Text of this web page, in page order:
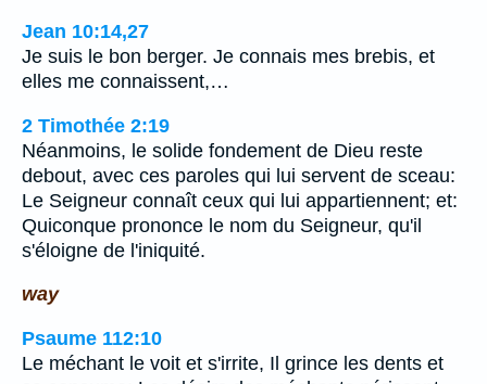
Jean 10:14,27
Je suis le bon berger. Je connais mes brebis, et
elles me connaissent,…
2 Timothée 2:19
Néanmoins, le solide fondement de Dieu reste
debout, avec ces paroles qui lui servent de sceau:
Le Seigneur connaît ceux qui lui appartiennent; et:
Quiconque prononce le nom du Seigneur, qu'il
s'éloigne de l'iniquité.
way
Psaume 112:10
Le méchant le voit et s'irrite, Il grince les dents et